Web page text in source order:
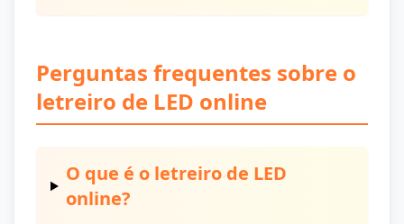
Perguntas frequentes sobre o
letreiro de LED online
O que é o letreiro de LED
online?